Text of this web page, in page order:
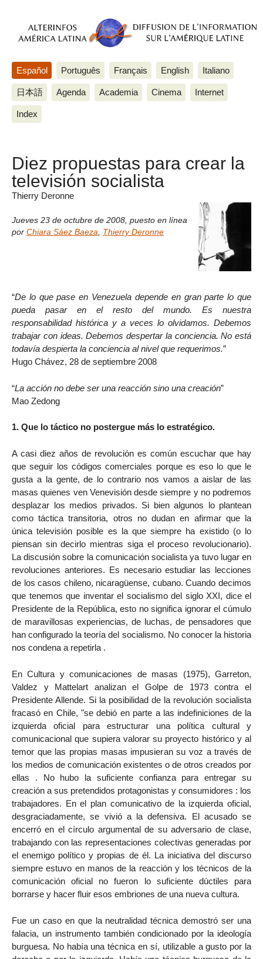
Español Português Français English Italiano
日本語 Agenda Academia Cinema Internet
Index
Diez propuestas para crear la
televisión socialista
Thierry Deronne
Jueves 23 de octubre de 2008 puesto en línea
por Chiara Sáez Baeza Thierry Deronne
“De lo que pase en Venezuela depende en gran parte lo que
pueda pasar en el resto del mundo. Es nuestra
responsabilidad histórica y a veces lo olvidamos. Debemos
trabajar con ideas. Debemos despertar la conciencia. No está
todavía despierta la conciencia al nivel que requerimos.”
Hugo Chávez, 28 de septiembre 2008
“La acción no debe ser una reacción sino una creación”
Mao Zedong
1. Que lo táctico no postergue más lo estratégico.
A casi diez años de revolución es común escuchar que hay
que seguir los códigos comerciales porque es eso lo que le
gusta a la gente, de lo contrario nos vamos a aislar de las
masas quienes ven Venevisión desde siempre y no podremos
desplazar los medios privados. Si bien algunos lo plantean
como táctica transitoria, otros no dudan en afirmar que la
única televisión posible es la que siempre ha existido (o lo
piensan sin decirlo mientras siga el proceso revolucionario).
La discusión sobre la comunicación socialista ya tuvo lugar en
revoluciones anteriores. Es necesario estudiar las lecciones
de los casos chileno, nicaragüense, cubano. Cuando decimos
que tenemos que inventar el socialismo del siglo XXI, dice el
Presidente de la República, esto no significa ignorar el cúmulo
de maravillosas experiencias, de luchas, de pensadores que
han configurado la teoría del socialismo. No conocer la historia
nos condena a repetirla .
En Cultura y comunicaciones de masas (1975), Garreton,
Valdez y Mattelart analizan el Golpe de 1973 contra el
Presidente Allende. Si la posibilidad de la revolución socialista
fracasó en Chile, "se debió en parte a las indefiniciones de la
izquierda oficial para estructurar una política cultural y
comunicacional que supiera valorar su proyecto histórico y al
temor que las propias masas impusieran su voz a través de
los medios de comunicación existentes o de otros creados por
ellas . No hubo la suficiente confianza para entregar su
creación a sus pretendidos protagonistas y consumidores : los
trabajadores. En el plan comunicativo de la izquierda oficial,
desgraciadamente, se vivió a la defensiva. El acusado se
encerró en el círculo argumental de su adversario de clase,
trabajando con las representaciones colectivas generadas por
el enemigo político y propias de él. La iniciativa del discurso
siempre estuvo en manos de la reacción y los técnicos de la
comunicación oficial no fueron lo suficiente dúctiles para
borrarse y hacer fluir esos embriones de una nueva cultura.
Fue un caso en que la neutralidad técnica demostró ser una
falacia, un instrumento también condicionado por la ideología
burguesa. No había una técnica en sí, utilizable a gusto por la